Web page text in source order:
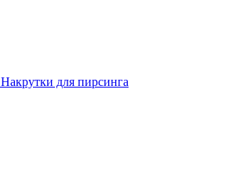
Накрутки для пирсинга